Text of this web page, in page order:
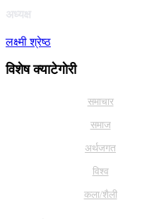
अध्यक्ष
लक्ष्मी श्रेष्ठ
विशेष क्याटेगाेरी
समाचार
समाज
अर्थजगत
विश्व
कला/शैली